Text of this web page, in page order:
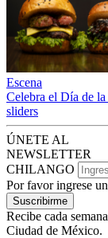
Escena
Celebra el Día de
sliders
ÚNETE AL
NEWSLETTER
CHILANGO
Por favor ingrese
Suscribirme
Recibe cada
Ciudad de México.